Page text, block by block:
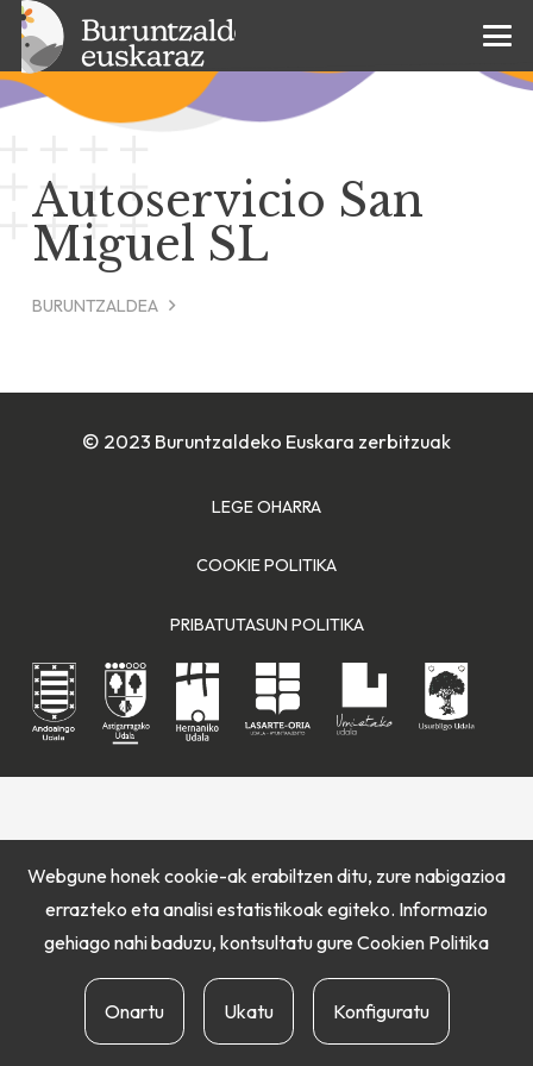
Autoservicio San
Miguel SL
BURUNTZALDEA
© 2023 Buruntzaldeko Euskara zerbitzuak
LEGE OHARRA
COOKIE POLITIKA
PRIBATUTASUN POLITIKA
Webgune honek cookie-ak erabiltzen ditu, zure nabigazioa
errazteko eta analisi estatistikoak egiteko. Informazio
gehiago nahi baduzu, kontsultatu gure Cookien Politika
Onartu Ukatu Konfiguratu